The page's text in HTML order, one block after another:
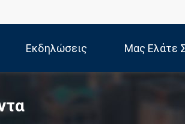
Εκδηλώσεις Μας Ελάτε